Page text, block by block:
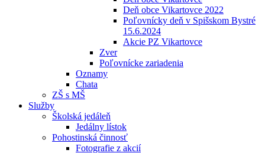
Deň obce Vikartovce 2022
Poľovnícky deň v Spišskom Bystré
15.6.2024
Akcie PZ Vikartovce
Zver
Poľovnícke zariadenia
Oznamy
Chata
ZŠ s MŠ
Služby
Školská jedáleň
Jedálny lístok
Pohostinská činnosť
Fotografie z akcií